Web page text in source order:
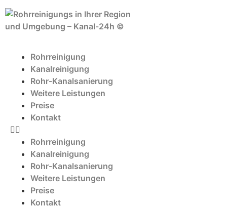
Rohrreinigung
Kanalreinigung
Rohr-Kanalsanierung
Weitere Leistungen
Preise
Kontakt
Rohrreinigung
Kanalreinigung
Rohr-Kanalsanierung
Weitere Leistungen
Preise
Kontakt